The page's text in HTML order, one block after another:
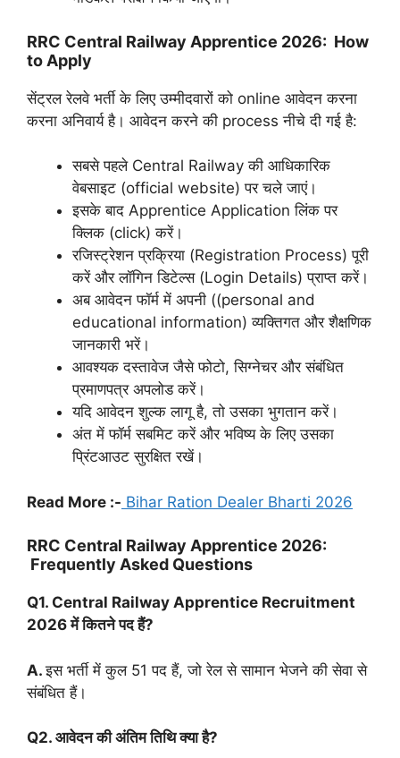
RRC Central Railway Apprentice 2026: How
to Apply
सेंट्रल रेलवे भर्ती के लिए उम्मीदवारों को online आवेदन करना
करना अनिवार्य है। आवेदन करने की process नीचे दी गई है:
सबसे पहले Central Railway की आधिकारिक
वेबसाइट (official website) पर चले जाएं।
इसके बाद Apprentice Application लिंक पर
क्लिक (click) करें।
रजिस्ट्रेशन प्रक्रिया (Registration Process) पूरी
करें और लॉगिन डिटेल्स (Login Details) प्राप्त करें।
अब आवेदन फॉर्म में अपनी ((personal and
educational information) व्यक्तिगत और शैक्षणिक
जानकारी भरें।
आवश्यक दस्तावेज जैसे फोटो, सिग्नेचर और संबंधित
प्रमाणपत्र अपलोड करें।
यदि आवेदन शुल्क लागू है, तो उसका भुगतान करें।
अंत में फॉर्म सबमिट करें और भविष्य के लिए उसका
प्रिंटआउट सुरक्षित रखें।
Read More :- Bihar Ration Dealer Bharti 2026
RRC Central Railway Apprentice 2026:
Frequently Asked Questions
Q1. Central Railway Apprentice Recruitment
2026 में कितने पद हैं?
A.इस भर्ती में कुल 51 पद हैं, जो रेल से सामान भेजने की सेवा से
संबंधित हैं।
Q2. आवेदन की अंतिम तिथि क्या है?